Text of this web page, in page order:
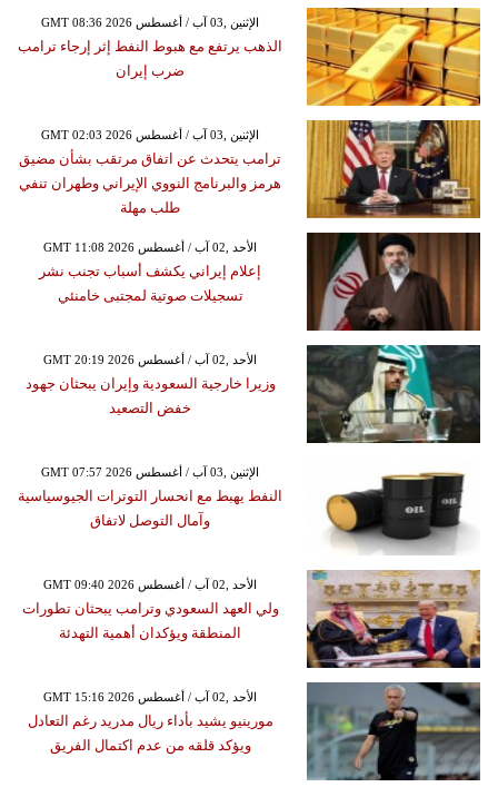
GMT 08:36 2026 الإثنين ,03 آب / أغسطس
الذهب يرتفع مع هبوط النفط إثر إرجاء ترامب
ضرب إيران
GMT 02:03 2026 الإثنين ,03 آب / أغسطس
ترامب يتحدث عن اتفاق مرتقب بشأن مضيق
هرمز والبرنامج النووي الإيراني وطهران تنفي
طلب مهلة
GMT 11:08 2026 الأحد ,02 آب / أغسطس
إعلام إيراني يكشف أسباب تجنب نشر
تسجيلات صوتية لمجتبى خامنئي
GMT 20:19 2026 الأحد ,02 آب / أغسطس
وزيرا خارجية السعودية وإيران يبحثان جهود
خفض التصعيد
GMT 07:57 2026 الإثنين ,03 آب / أغسطس
النفط يهبط مع انحسار التوترات الجيوسياسية
وآمال التوصل لاتفاق
GMT 09:40 2026 الأحد ,02 آب / أغسطس
ولي العهد السعودي وترامب يبحثان تطورات
المنطقة ويؤكدان أهمية التهدئة
GMT 15:16 2026 الأحد ,02 آب / أغسطس
مورينيو يشيد بأداء ريال مدريد رغم التعادل
ويؤكد قلقه من عدم اكتمال الفريق